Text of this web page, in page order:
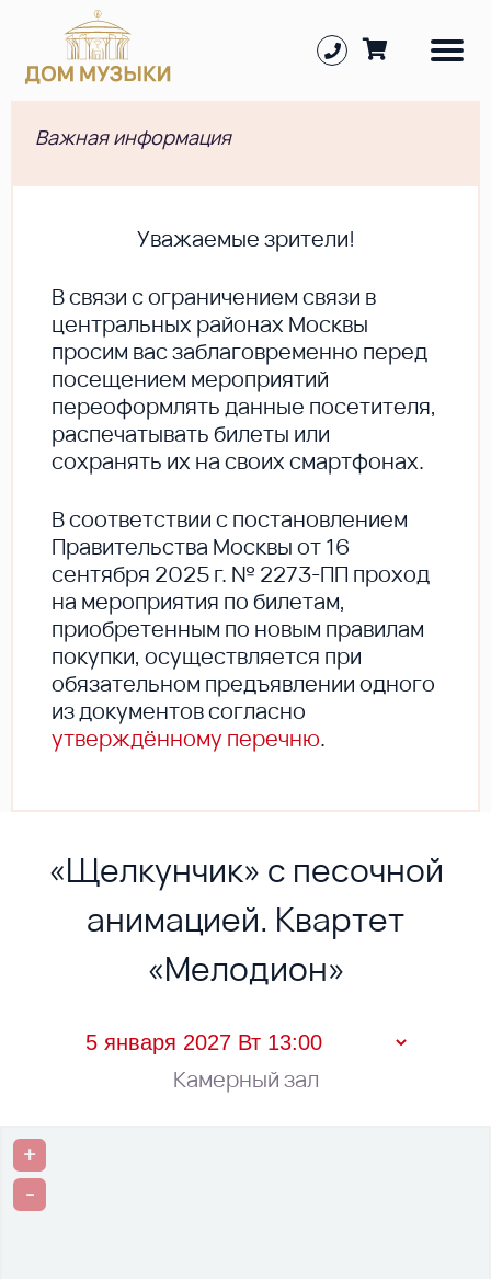
Важная информация
Уважаемые зрители!
В cвязи с ограничением связи в
центральных районах Москвы
просим вас заблаговременно перед
посещением мероприятий
переоформлять данные посетителя,
распечатывать билеты или
сохранять их на своих смартфонах.
В соответствии с постановлением
Правительства Москвы от 16
сентября 2025 г. № 2273-ПП проход
на мероприятия по билетам,
приобретенным по новым правилам
покупки, осуществляется при
обязательном предъявлении одного
из документов согласно
утверждённому перечню.
«Щелкунчик» с песочной
анимацией. Квартет
«Мелодион»
Камерный зал
+
-